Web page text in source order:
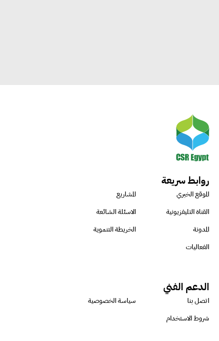
روابط سريعة
الموقع الخبري
المشاريع
القناة التليفزيونية
الاسئلة الشائعة
المدونة
الخريطة التنموية
الفعاليات
الدعم الفني
اتصل بنا
سياسة الخصوصية
شروط الاستخدام